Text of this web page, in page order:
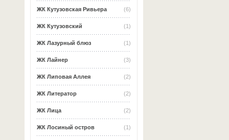
(6)
ЖК Кутузовская Ривьера
(1)
ЖК Кутузовский
(1)
ЖК Лазурный блюз
(3)
ЖК Лайнер
(2)
ЖК Липовая Аллея
(2)
ЖК Литератор
(2)
ЖК Лица
(1)
ЖК Лосиный остров